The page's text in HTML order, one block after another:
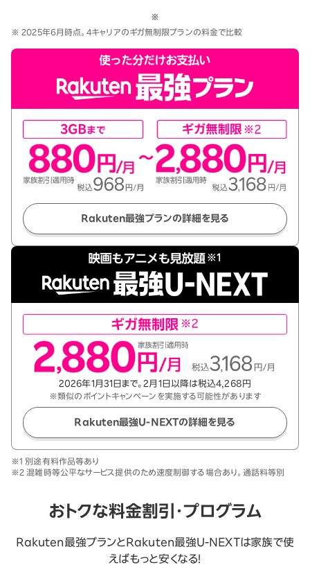
※
※ 2025年6月時点。4キャリアのギガ無制限プランの料金で比較
Rakuten最強プランの詳細を見る
2026年1月31日まで。2月1日以降は税込4,268円
※類似のポイントキャンペーンを実施する可能性があります
Rakuten最強U-NEXTの詳細を見る
※1 別途有料作品等あり
※2 混雑時等公平なサービス提供のため速度制御する場合あり。通話料等別
おトクな料金割引・プログラム
Rakuten最強プランとRakuten最強U-NEXTは家族で使
えばもっと安くなる！